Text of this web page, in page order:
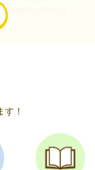
年数回の国内旅
ーや旅行好きに
ピーでお得
間にスマホで買
だけでショップ
を知り、ビック
！